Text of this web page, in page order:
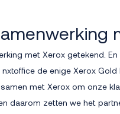
met Xerox getekend.
de enige Xerox Gold
met Xerox om onze
daarom zetten we het